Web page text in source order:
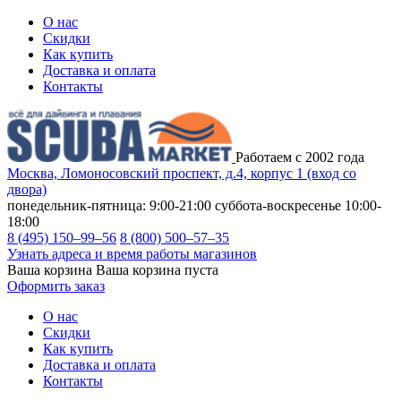
О нас
Скидки
Как купить
Доставка и оплата
Контакты
Работаем с 2002 года
Москва, Ломоносовский проспект, д.4, корпус 1 (вход со
двора)
понедельник-пятница: 9:00-21:00 суббота-воскресенье 10:00-
18:00
8 (495) 150–99–56 8 (800) 500–57–35
Узнать адреса и время работы магазинов
Ваша корзина Ваша корзина пуста
Оформить заказ
О нас
Скидки
Как купить
Доставка и оплата
Контакты